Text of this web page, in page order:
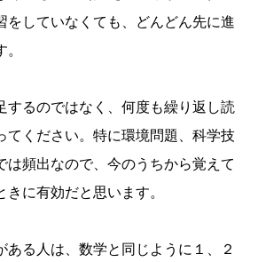
をしていなくても、どんどん先に進
するのではなく、何度も繰り返し読
てください。特に環境問題、科学技
は頻出なので、今のうちから覚えて
きに有効だと思います。
ある人は、数学と同じように１、２